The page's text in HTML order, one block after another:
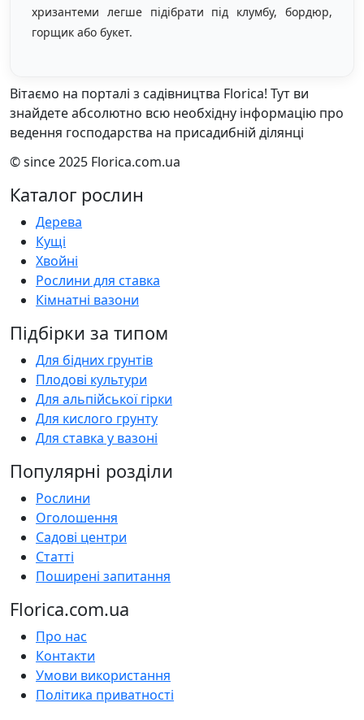
хризантеми легше підібрати під клумбу, бордюр,
горщик або букет.
Вітаємо на порталі з садівництва Florica! Тут ви
знайдете абсолютно всю необхідну інформацію про
ведення господарства на присадибній ділянці
© since 2025 Florica.com.ua
Каталог рослин
Дерева
Кущі
Хвойні
Рослини для ставка
Кімнатні вазони
Підбірки за типом
Для бідних грунтів
Плодові культури
Для альпійської гірки
Для кислого грунту
Для ставка у вазоні
Популярні розділи
Рослини
Оголошення
Садові центри
Статті
Поширені запитання
Florica.com.ua
Про нас
Контакти
Умови використання
Політика приватності